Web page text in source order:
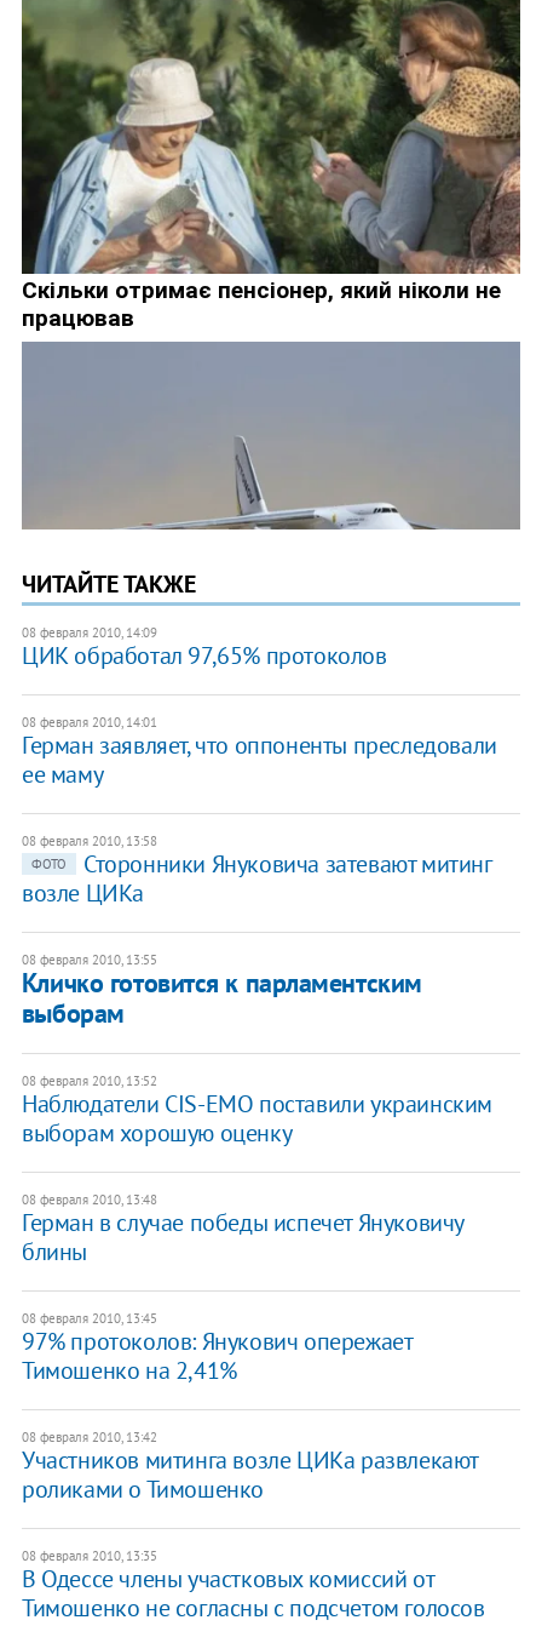
ЧИТАЙТЕ ТАКЖЕ
08 февраля 2010, 14:09
ЦИК обработал 97,65% протоколов
08 февраля 2010, 14:01
Герман заявляет, что оппоненты преследовали
ее маму
08 февраля 2010, 13:58
ФОТО
Сторонники Януковича затевают митинг
возле ЦИКа
08 февраля 2010, 13:55
Кличко готовится к парламентским
выборам
08 февраля 2010, 13:52
Наблюдатели CIS-EMO поставили украинским
выборам хорошую оценку
08 февраля 2010, 13:48
Герман в случае победы испечет Януковичу
блины
08 февраля 2010, 13:45
97% протоколов: Янукович опережает
Тимошенко на 2,41%
08 февраля 2010, 13:42
Участников митинга возле ЦИКа развлекают
роликами о Тимошенко
08 февраля 2010, 13:35
В Одессе члены участковых комиссий от
Тимошенко не согласны с подсчетом голосов